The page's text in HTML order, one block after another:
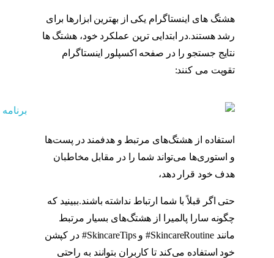
هشتگ های اینستاگرام یکی از بهترین ابزارها برای
رشد هستند.در ابتدایی ترین عملکرد خود، هشتگ ها
نتایج جستجو را در صفحه اکسپلور اینستاگرام
تقویت می کنند:
استفاده از هشتگ‌های مرتبط و هدفمند در پست‌ها
و استوری‌ها می‌تواند شما را در مقابل مخاطبان
هدف خود قرار دهد،
حتی اگر قبلاً با شما ارتباط نداشته باشند.ببینید که
چگونه سارا پالمیرا از هشتگ‌های بسیار مرتبط
مانند SkincareRoutine# و SkincareTips# در کپشن
خود استفاده می‌کند تا کاربران بتوانند به راحتی